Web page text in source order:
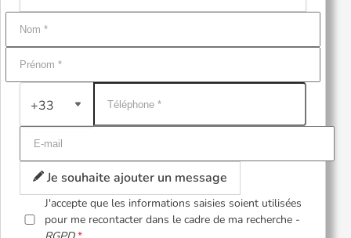
+33
Je souhaite ajouter un message
J'accepte que les informations saisies soient utilisées
pour me recontacter dans le cadre de ma recherche -